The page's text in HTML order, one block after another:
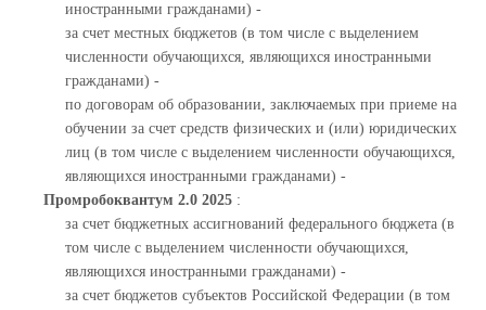
иностранными гражданами) -
за счет местных бюджетов (в том числе с выделением
численности обучающихся, являющихся иностранными
гражданами) -
по договорам об образовании, заключаемых при приеме на
обучении за счет средств физических и (или) юридических
лиц (в том числе с выделением численности обучающихся,
являющихся иностранными гражданами) -
Промробоквантум 2.0 2025 :
за счет бюджетных ассигнований федерального бюджета (в
том числе с выделением численности обучающихся,
являющихся иностранными гражданами) -
за счет бюджетов субъектов Российской Федерации (в том